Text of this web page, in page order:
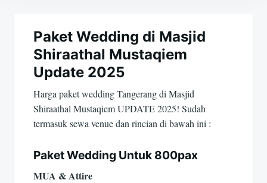
posPaket Wedding di Masjid
Shiraathal Mustaqiem
Update 2025
Harga paket wedding Tangerang di Masjid
Shiraathal Mustaqiem UPDATE 2025! Sudah
termasuk sewa venue dan rincian di bawah ini :
Paket Wedding Untuk 800pax
MUA & Attire